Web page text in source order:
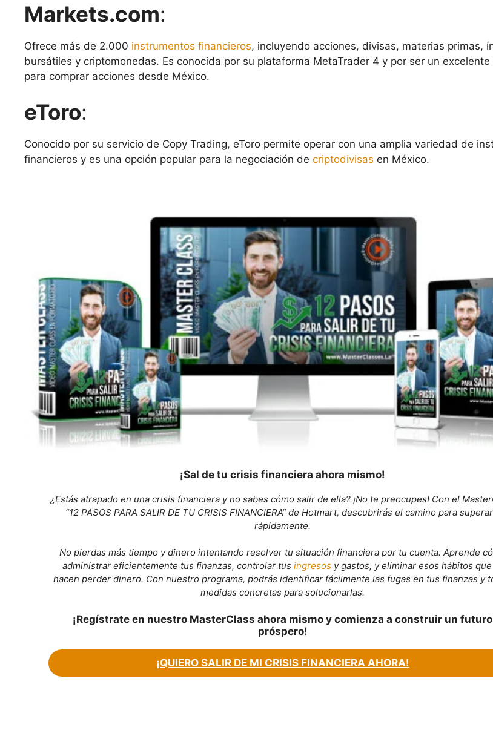
Markets.com:
Ofrece más de 2.000 instrumentos financieros, incluyendo acciones, divisas, materias primas,
bursátiles y criptomonedas. Es conocida por su plataforma MetaTrader 4 y por ser un excelente
para comprar acciones desde México​​.
eToro:
Conocido por su servicio de Copy Trading, eToro permite operar con una amplia variedad de
financieros y es una opción popular para la negociación de criptodivisas en México​​.
¡Sal de tu crisis financiera ahora mismo!
¿Estás atrapado en una crisis financiera y no sabes cómo salir de ella? ¡No te preocupes! Con el
“12 PASOS PARA SALIR DE TU CRISIS FINANCIERA” de Hotmart, descubrirás el camino para
rápidamente.
No pierdas más tiempo y dinero intentando resolver tu situación financiera por tu cuenta. Aprende
administrar eficientemente tus finanzas, controlar tusingresos y gastos, y eliminar esos hábitos
hacen perder dinero. Con nuestro programa, podrás identificar fácilmente las fugas en tus finanzas y
medidas concretas para solucionarlas.
¡Regístrate en nuestro MasterClass ahora mismo y comienza a construir un futuro
próspero!
¡QUIERO SALIR DE MI CRISIS FINANCIERA AHORA!